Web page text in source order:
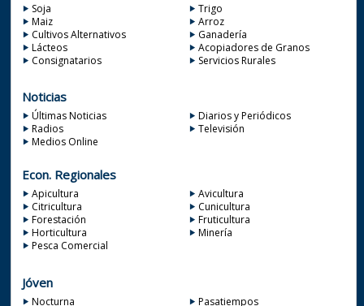
Soja
Trigo
Maiz
Arroz
Cultivos Alternativos
Ganadería
Lácteos
Acopiadores de Granos
Consignatarios
Servicios Rurales
Noticias
Últimas Noticias
Diarios y Periódicos
Radios
Televisión
Medios Online
Econ. Regionales
Apicultura
Avicultura
Citricultura
Cunicultura
Forestación
Fruticultura
Horticultura
Minería
Pesca Comercial
Jóven
Nocturna Pasatiempos